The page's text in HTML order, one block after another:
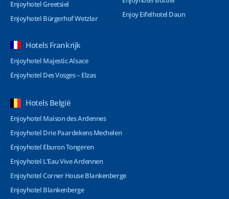
Enjoyhotel Greetsiel
Enjoyhotel Bürgerhof Wetzlar
Enjoy Eifelhotel Daun
Hotels Frankrijk
Enjoyhotel Majestic Alsace
Enjoyhotel Des Vosges – Elzas
Hotels België
Enjoyhotel Maison des Ardennes
Enjoyhotel Drie Paardekens Mechelen
Enjoyhotel Eburon Tongeren
Enjoyhotel L’Eau Vive Ardennen
Enjoyhotel Corner House Blankenberge
Enjoyhotel Blankenberge